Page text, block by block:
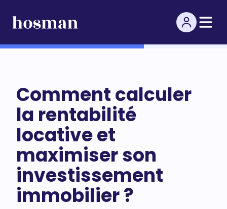
Comment calculer
la rentabilité
locative et
maximiser son
investissement
immobilier ?